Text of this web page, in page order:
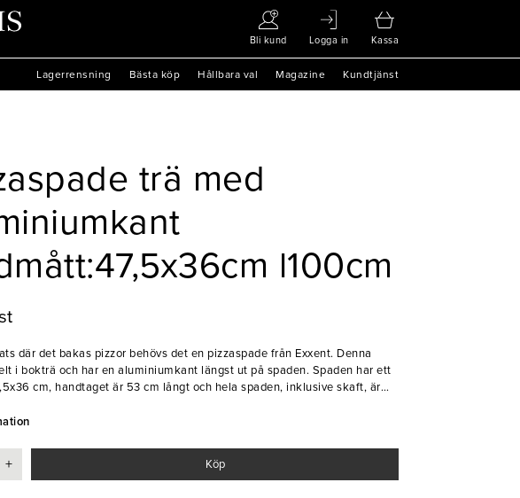
Bli kund Logga in Kassa
Lagerrensning Bästa köp Hållbara val Magazine Kundtjänst
trä med
l100cm
där det bakas pizzor behövs det en pizzaspade från Exxent. Denna
i bokträ och har en aluminiumkant längst ut på spaden. Spaden har ett
cm, handtaget är 53 cm långt och hela spaden, inklusive skaft, är
+ Köp